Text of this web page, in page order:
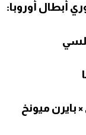
أبطال أوروبا: